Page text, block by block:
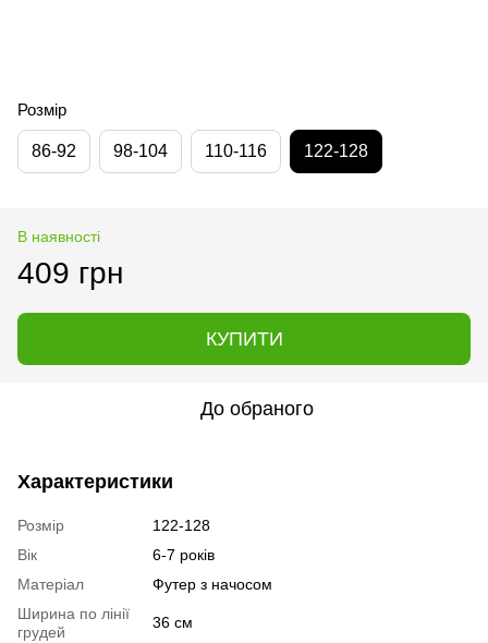
Розмір
86-92 98-104 110-116 122-128
В наявності
409 грн
КУПИТИ
До обраного
Характеристики
Розмір
122-128
Вік
6-7 років
Матеріал
Футер з начосом
Ширина по лінії
грудей
36 см